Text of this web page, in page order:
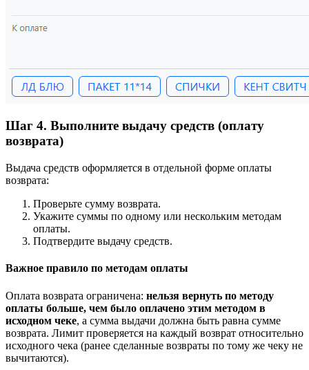
Шаг 4. Выполните выдачу средств (оплату
возврата)
Выдача средств оформляется в отдельной форме оплаты
возврата:
Проверьте сумму возврата.
Укажите суммы по одному или нескольким методам
оплаты.
Подтвердите выдачу средств.
Важное правило по методам оплаты
Оплата возврата ограничена: нельзя вернуть по методу
оплаты больше, чем было оплачено этим методом в
исходном чеке, а сумма выдачи должна быть равна сумме
возврата. Лимит проверяется на каждый возврат относительно
исходного чека (ранее сделанные возвраты по тому же чеку не
вычитаются).